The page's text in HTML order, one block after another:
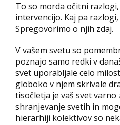
To so morda očitni
intervencijo. Kaj pa
Spregovorimo o njih zdaj.
V vašem svetu so
poznajo samo redki v
svet uporabljale celo
globoko v njem skrivale
tisočletja je vaš svet varno
shranjevanje svetih in
hierarhiji kolektivov so